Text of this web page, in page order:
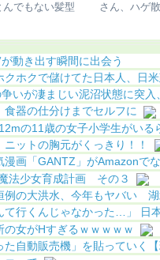
んでもない髪型
さん、ハゲ
動き出す瞬間に出会う
クホクで儲けてた日本人、日
いが凄まじい泥沼状態に突入
食器の仕分けまでセルフに
の11歳の女子小学生がいる
ットの胸元がくっきり！！
漫画「GANTZ」がAmazonで
法少女育成計画 その３
例の大洪水、今年もヤバい
て行くんじゃなかった…」 日
の女がHすぎるｗｗｗｗｗ
自動販売機」を貼っていく【